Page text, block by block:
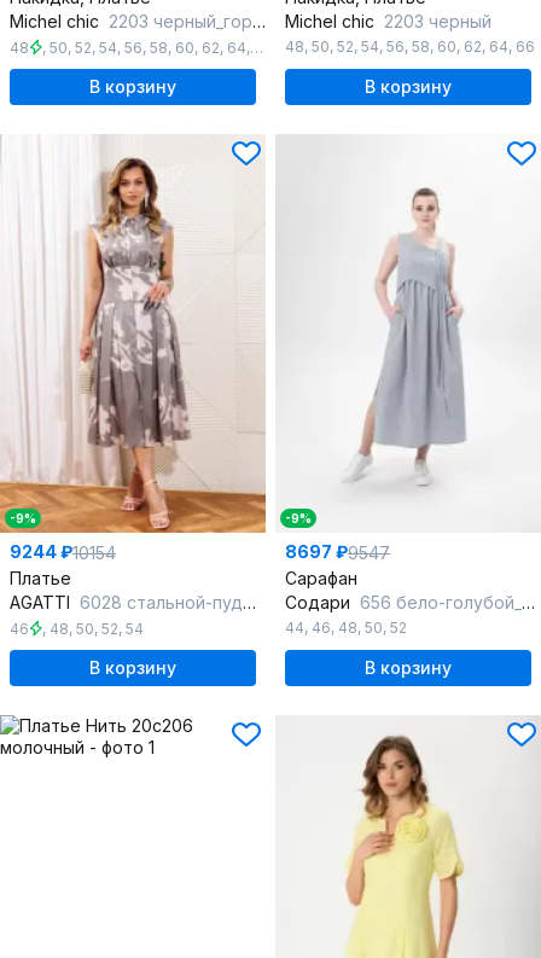
Michel chic 2203 черный_горох
48 , 50, 52, 54, 56, 58, 60, 62, 64, 66
В корзину
Michel chic 2203 черный
48, 50, 52, 54, 56, 58, 60, 62, 64, 66
В корзину
-9%
9244 ₽10154
Платье
AGATTI 6028 стальной-пудра_принт
46 , 48, 50, 52, 54
В корзину
-9%
8697 ₽9547
Сарафан
Содари 656 бело-голубой_в_полоску
44, 46, 48, 50, 52
В корзину